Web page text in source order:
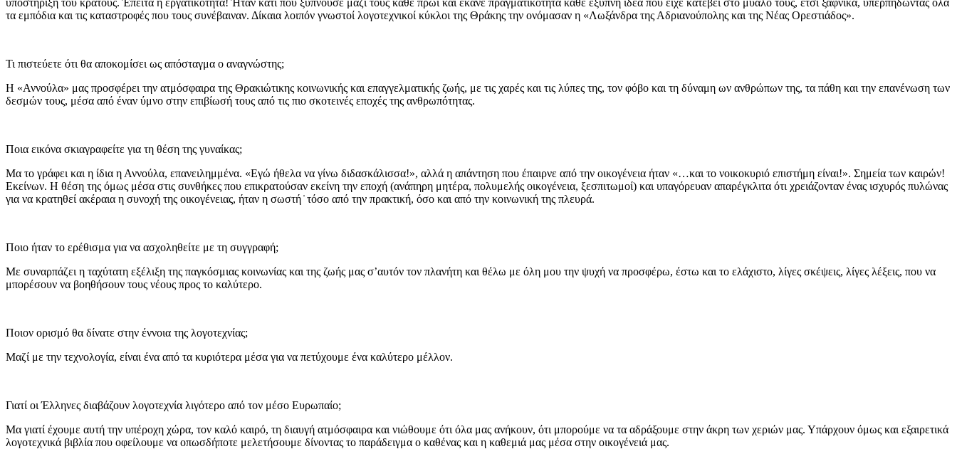
τα εμπόδια και τις καταστροφές που τους συνέβαιναν. Δίκαια λοιπόν γνωστοί λογοτεχνικοί κύκλοι της Θράκης την ονόμασαν η «Λωξάνδρα της Αδριανούπολης και της Νέας Ορεστιάδος».
Τι πιστεύετε ότι θα αποκομίσει ως απόσταγμα ο αναγνώστης;
Η «Αννούλα» μας προσφέρει την ατμόσφαιρα της Θρακιώτικης κοινωνικής και επαγγελματικής ζωής, με τις χαρές και τις λύπες της, τον φόβο και τη δύναμη ων ανθρώπων της, τα πάθη και την επανένωση των
δεσμών τους, μέσα από έναν ύμνο στην επιβίωσή τους από τις πιο σκοτεινές εποχές της ανθρωπότητας.
Ποια εικόνα σκιαγραφείτε για τη θέση της γυναίκας;
Μα το γράφει και η ίδια η Αννούλα, επανειλημμένα. «Εγώ ήθελα να γίνω διδασκάλισσα!», αλλά η απάντηση που έπαιρνε από την οικογένεια ήταν «…και το νοικοκυριό επιστήμη είναι!». Σημεία των καιρών!
Εκείνων. Η θέση της όμως μέσα στις συνθήκες που επικρατούσαν εκείνη την εποχή (ανάπηρη μητέρα, πολυμελής οικογένεια, ξεσπιτωμοί) και υπαγόρευαν απαρέγκλιτα ότι χρειάζονταν ένας ισχυρός πυλώνας
για να κρατηθεί ακέραια η συνοχή της οικογένειας, ήταν η σωστή ̇ τόσο από την πρακτική, όσο και από την κοινωνική της πλευρά.
Ποιο ήταν το ερέθισμα για να ασχοληθείτε με τη συγγραφή;
Με συναρπάζει η ταχύτατη εξέλιξη της παγκόσμιας κοινωνίας και της ζωής μας σ’αυτόν τον πλανήτη και θέλω με όλη μου την ψυχή να προσφέρω, έστω και το ελάχιστο, λίγες σκέψεις, λίγες λέξεις, που να
μπορέσουν να βοηθήσουν τους νέους προς το καλύτερο.
Ποιον ορισμό θα δίνατε στην έννοια της λογοτεχνίας;
Μαζί με την τεχνολογία, είναι ένα από τα κυριότερα μέσα για να πετύχουμε ένα καλύτερο μέλλον.
Γιατί οι Έλληνες διαβάζουν λογοτεχνία λιγότερο από τον μέσο Ευρωπαίο;
Μα γιατί έχουμε αυτή την υπέροχη χώρα, τον καλό καιρό, τη διαυγή ατμόσφαιρα και νιώθουμε ότι όλα μας ανήκουν, ότι μπορούμε να τα αδράξουμε στην άκρη των χεριών μας. Υπάρχουν όμως και εξαιρετικά
λογοτεχνικά βιβλία που οφείλουμε να οπωσδήποτε μελετήσουμε δίνοντας το παράδειγμα ο καθένας και η καθεμιά μας μέσα στην οικογένειά μας.